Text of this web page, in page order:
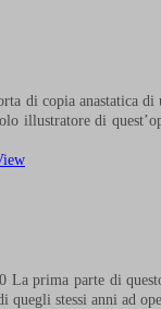
di copia anastatica
illustratore di
prima parte di
quegli stessi anni